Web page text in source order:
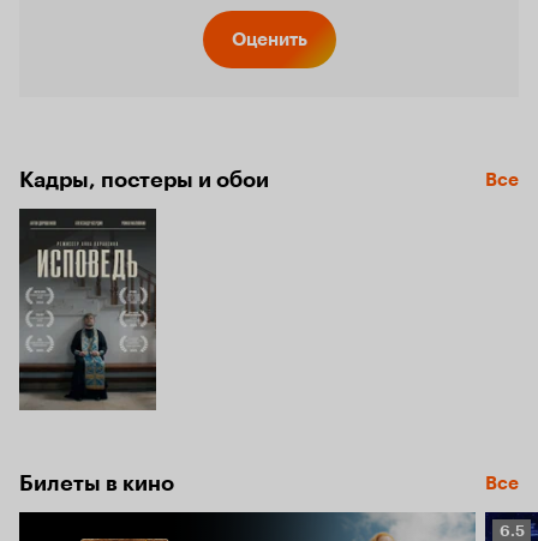
Оценить
Кадры, постеры и обои Все
Билеты в кино Все
6.5